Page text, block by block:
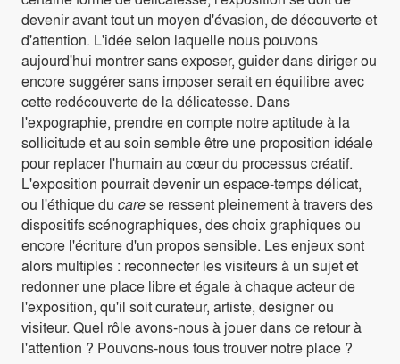
devenir avant tout un moyen d'évasion, de découverte et
d'attention. L'idée selon laquelle nous pouvons
aujourd'hui montrer sans exposer, guider dans diriger ou
encore suggérer sans imposer serait en équilibre avec
cette redécouverte de la délicatesse. Dans
l'expographie, prendre en compte notre aptitude à la
sollicitude et au soin semble être une proposition idéale
pour replacer l'humain au cœur du processus créatif.
L'exposition pourrait devenir un espace-temps délicat,
ou l'éthique du carese ressent pleinement à travers des
dispositifs scénographiques, des choix graphiques ou
encore l'écriture d'un propos sensible. Les enjeux sont
alors multiples : reconnecter les visiteurs à un sujet et
redonner une place libre et égale à chaque acteur de
l'exposition, qu'il soit curateur, artiste, designer ou
visiteur. Quel rôle avons-nous à jouer dans ce retour à
l'attention ? Pouvons-nous tous trouver notre place ?